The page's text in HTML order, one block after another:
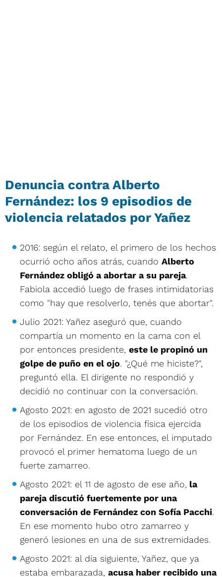
Denuncia contra Alberto
Fernández: los 9 episodios de
violencia relatados por Yañez
2016: según el relato, el primero de los hechos
ocurrió ocho años atrás, cuando Alberto
Fernández obligó a abortar a su pareja.
Fabiola accedió luego de frases intimidatorias
como "hay que resolverlo, tenés que abortar".
Julio 2021: Yañez aseguró que, cuando
compartía un momento en la cama con el
por entonces presidente, este le propinó un
golpe de puño en el ojo. "¿Qué me hiciste?",
preguntó ella. El dirigente no respondió y
decidió no continuar con la conversación.
Agosto 2021: en agosto de 2021 sucedió otro
de los episodios de violencia física ejercida
por Fernández. En ese entonces, el imputado
provocó el primer hematoma luego de un
fuerte zamarreo.
Agosto 2021: el 11 de agosto de ese año, la
pareja discutió fuertemente por una
conversación de Fernández con Sofía Pacchi.
En ese momento hubo otro zamarreo y
generó lesiones en una de sus extremidades.
Agosto 2021: al día siguiente, Yañez, que ya
estaba embarazada, acusa haber recibido una